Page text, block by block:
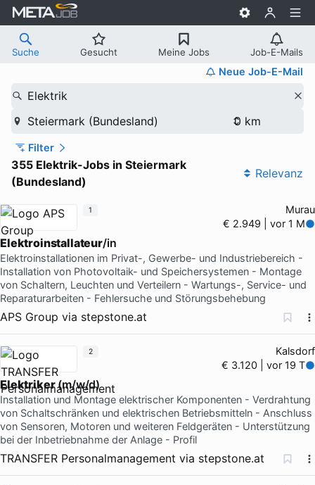
Suche Gesucht Meine Jobs Job-E-Mails
Neue Job-E-Mail
Elektrik
Steiermark (Bundesland)
Filter
355 Elektrik-Jobs in Steiermark
(Bundesland)
Relevanz
Murau
€ 2.949 | vor 1 M
Elektroinstallateur/in
Elektroinstallationen im Privat-, Gewerbe- und Industriebereich -
Installation von Photovoltaik- und Speichersystemen - Montage
von Schaltern, Leuchten und Verteilern - Wartungs-, Service- und
Reparaturarbeiten - Fehlersuche und Störungsbehebung
APS Group via stepstone.at
1
Kalsdorf
€ 3.120 | vor 19 T
Elektriker(m/w/d)
Installation und Montage elektrischer Komponenten - Verdrahtung
von Schaltschränken und elektrischen Betriebsmitteln - Anschluss
von Sensoren, Motoren und weiteren Feldgeräten - Unterstützung
bei der Inbetriebnahme der Anlage - Profil
TRANSFER Personalmanagement via stepstone.at
2